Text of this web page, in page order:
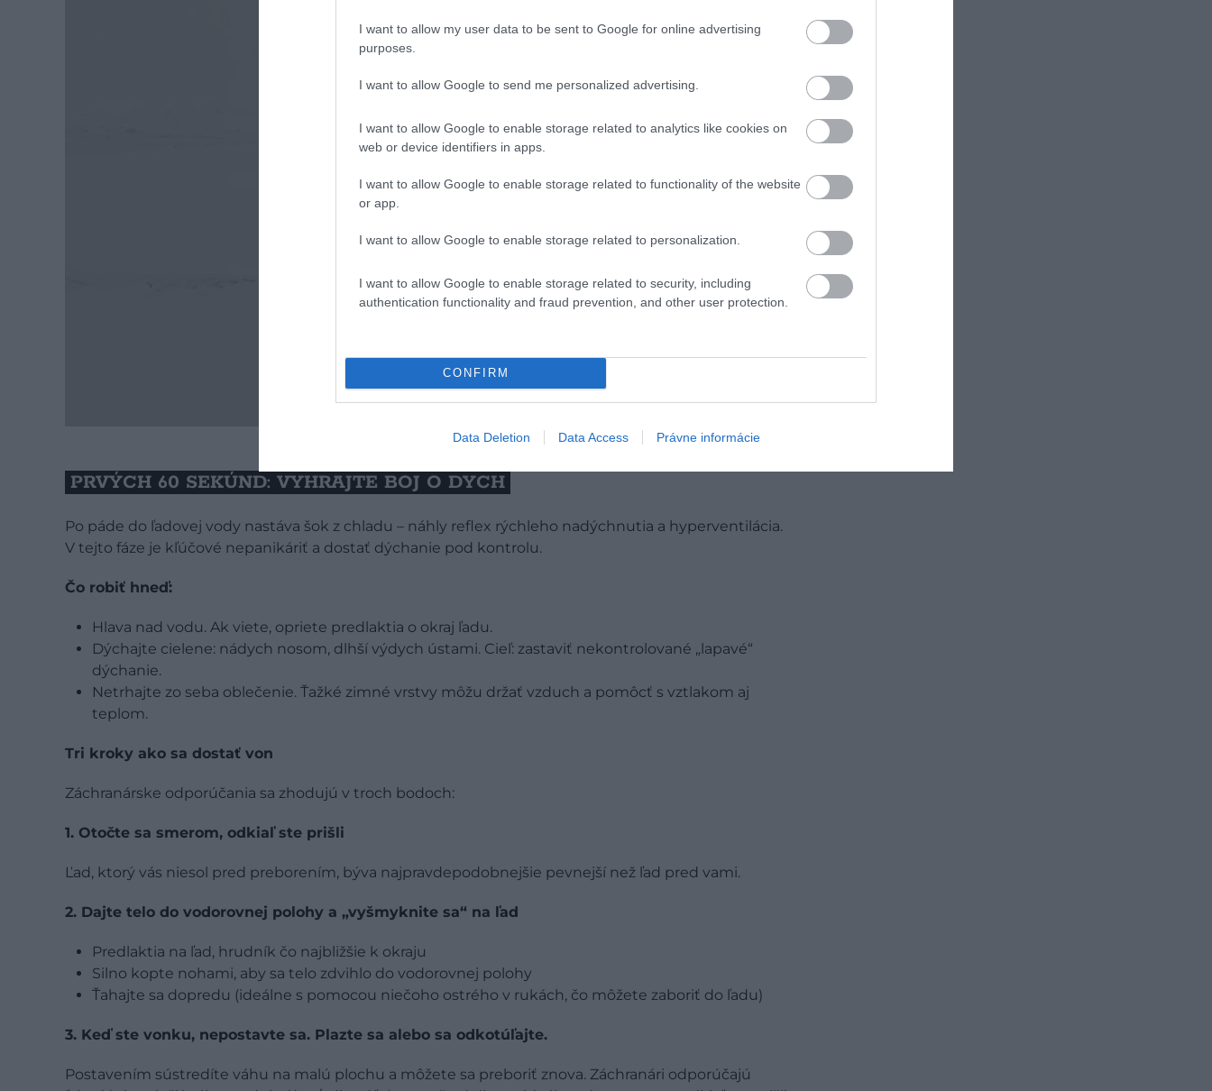
I want to allow my user data to be sent to Google for online advertising
purposes.
I want to allow Google to send me personalized advertising.
I want to allow Google to enable storage related to analytics like cookies on
web or device identifiers in apps.
I want to allow Google to enable storage related to functionality of the website
or app.
I want to allow Google to enable storage related to personalization.
I want to allow Google to enable storage related to security, including
authentication functionality and fraud prevention, and other user protection.
CONFIRM
Data Deletion Data Access Právne informácie
Foto: Hans/Unsplash
PRVÝCH 60 SEKÚND: VYHRAJTE BOJ O DYCH
Po páde do ľadovej vody nastáva šok z chladu – náhly reflex rýchleho nadýchnutia a hyperventilácia.
V tejto fáze je kľúčové nepanikáriť a dostať dýchanie pod kontrolu.
Čo robiť hneď:
Hlava nad vodu. Ak viete, opriete predlaktia o okraj ľadu.
Dýchajte cielene: nádych nosom, dlhší výdych ústami. Cieľ: zastaviť nekontrolované „lapavé“
dýchanie.
Netrhajte zo seba oblečenie. Ťažké zimné vrstvy môžu držať vzduch a pomôcť s vztlakom aj
teplom.
Tri kroky ako sa dostať von
Záchranárske odporúčania sa zhodujú v troch bodoch:
1. Otočte sa smerom, odkiaľ ste prišli
Ľad, ktorý vás niesol pred preborením, býva najpravdepodobnejšie pevnejší než ľad pred vami.
2. Dajte telo do vodorovnej polohy a „vyšmyknite sa“ na ľad
Predlaktia na ľad, hrudník čo najbližšie k okraju
Silno kopte nohami, aby sa telo zdvihlo do vodorovnej polohy
Ťahajte sa dopredu (ideálne s pomocou niečoho ostrého v rukách, čo môžete zaboriť do ľadu)
3. Keď ste vonku, nepostavte sa. Plazte sa alebo sa odkotúľajte.
Postavením sústredíte váhu na malú plochu a môžete sa preboriť znova. Záchranári odporúčajú